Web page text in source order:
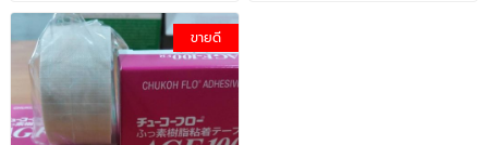
ขายดี